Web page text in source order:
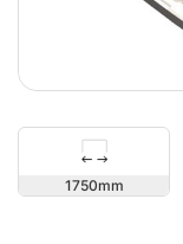
1750